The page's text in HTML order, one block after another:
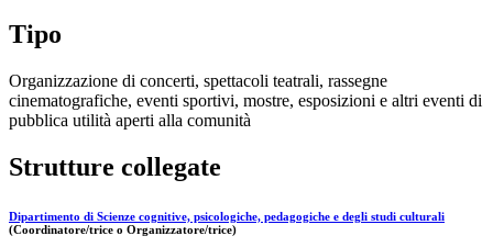
Tipo
Organizzazione di concerti, spettacoli teatrali, rassegne
cinematografiche, eventi sportivi, mostre, esposizioni e altri eventi di
pubblica utilità aperti alla comunità
Strutture collegate
Dipartimento di Scienze cognitive, psicologiche, pedagogiche e degli studi culturali
(Coordinatore/trice o Organizzatore/trice)